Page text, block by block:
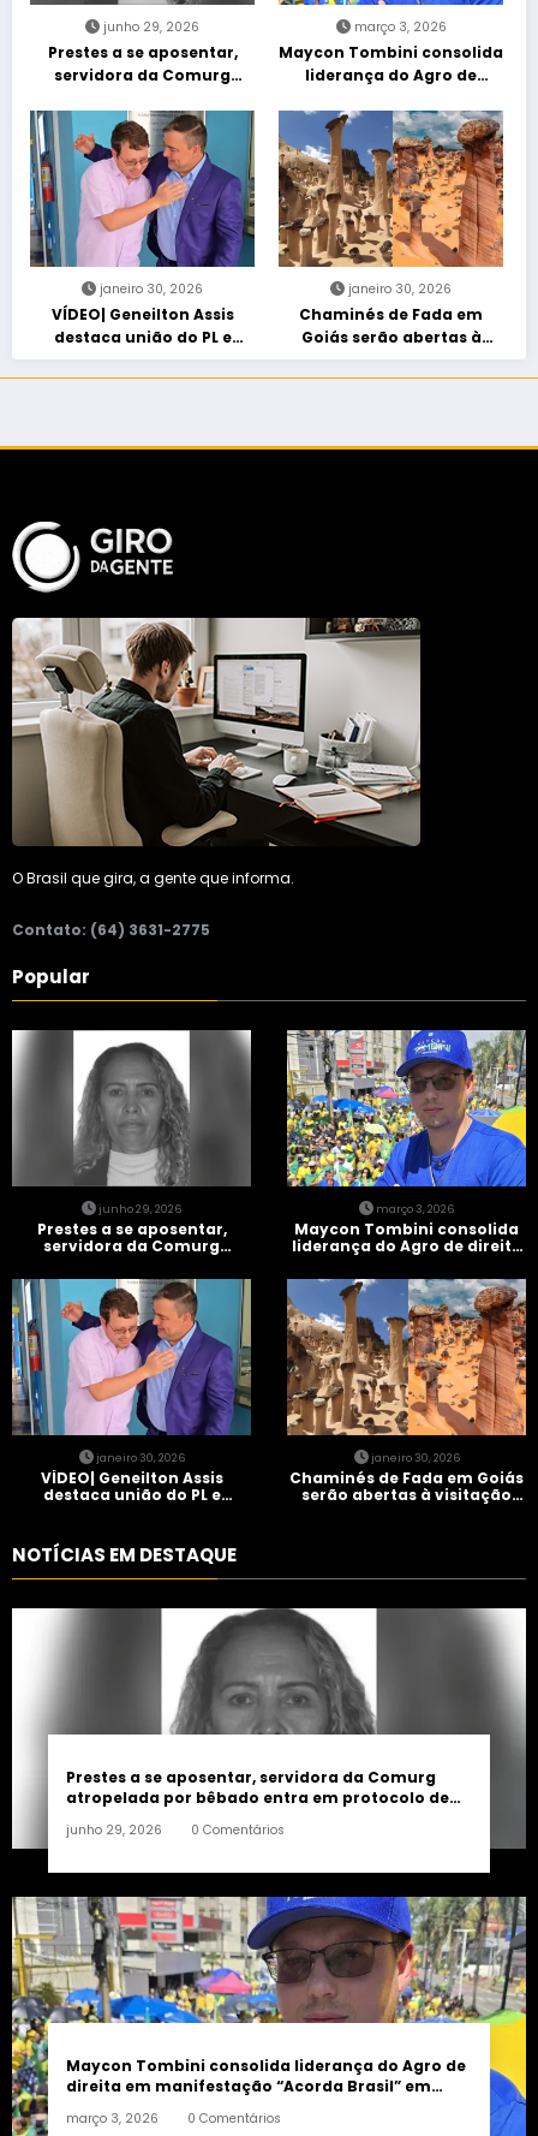
junho 29, 2026
Prestes a se aposentar,
servidora da Comurg
entra em protocolo de
morte encefálica
março 3, 2026
Maycon Tombini consolida
liderança do Agro de
“Acorda Brasil” em Goiânia
janeiro 30, 2026
VÍDEO| Geneilton Assis
destaca união do PL e
consolidação de apoio a
Maycon Tombini em Jataí
janeiro 30, 2026
Chaminés de Fada em
Goiás serão abertas à
visitação controlada
O Brasil que gira, a gente que informa.
Contato: (64) 3631-2775
Popular
junho 29, 2026
Prestes a se aposentar,
servidora da Comurg
entra em protocolo de
morte encefálica
março 3, 2026
Maycon Tombini consolida
liderança do Agro de direita
Brasil” em Goiânia
janeiro 30, 2026
VÍDEO| Geneilton Assis
destaca união do PL e
janeiro 30, 2026
Chaminés de Fada em Goiás
serão abertas à visitação
NOTÍCIAS EM DESTAQUE
Prestes a se aposentar, servidora da Comurg
atropelada por bêbado entra em protocolo de
junho 29, 2026 0 Comentários
Maycon Tombini consolida liderança do Agro de
direita em manifestação “Acorda Brasil” em
março 3, 2026 0 Comentários